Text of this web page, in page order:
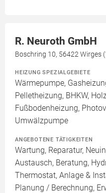
R. Neuroth GmbH
Boschring 10, 56422 Wirges
HEIZUNG SPEZIALGEBIETE
Wärmepumpe,
Pelletheizung, BHKW,
Fußbodenheizung,
Umwälzpumpe
ANGEBOTENE TÄTIGKEITEN
Wartung, Reparatur,
Austausch, Beratung,
Thermostat, Anlage &
Planung / Berechnung,